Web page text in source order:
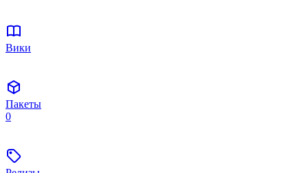
Вики
Пакеты
0